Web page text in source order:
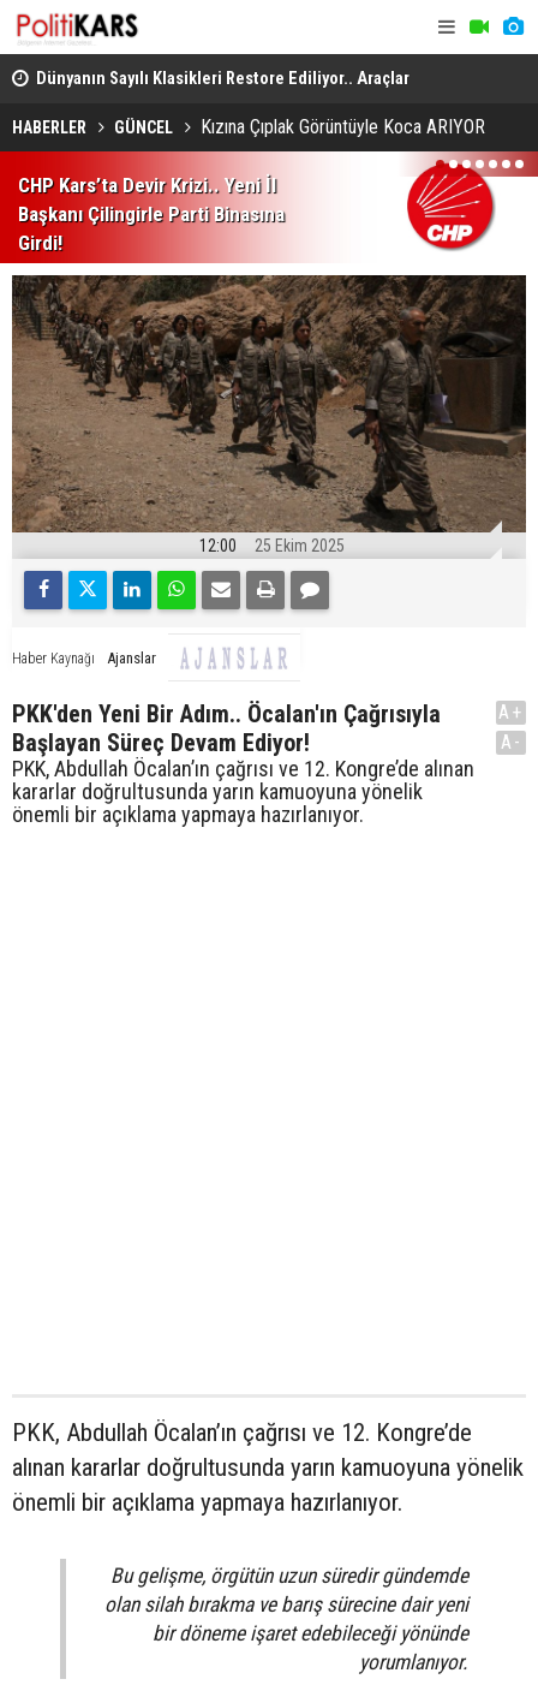
Kars-Akyaka Yolcu Treni Arızalandı.. Hemzemin Geçitte
Kalan Tren Kaldırıldı!
HABERLER GÜNCEL Kızına Çıplak Görüntüyle Koca ARIYOR
CHP Kars’ta Devir Krizi.. Yeni İl
Başkanı Çilingirle Parti Binasına
Girdi!
1 2 3 4 5 6 7
12:00 25 Ekim 2025
Haber Kaynağı Ajanslar
PKK'den Yeni Bir Adım.. Öcalan'ın Çağrısıyla
Başlayan Süreç Devam Ediyor!
PKK, Abdullah Öcalan’ın çağrısı ve 12. Kongre’de alınan
kararlar doğrultusunda yarın kamuoyuna yönelik
önemli bir açıklama yapmaya hazırlanıyor.
A+
A-
PKK, Abdullah Öcalan’ın çağrısı ve 12. Kongre’de
alınan kararlar doğrultusunda yarın kamuoyuna yönelik
önemli bir açıklama yapmaya hazırlanıyor.
Bu gelişme, örgütün uzun süredir gündemde
olan silah bırakma ve barış sürecine dair yeni
bir döneme işaret edebileceği yönünde
yorumlanıyor.